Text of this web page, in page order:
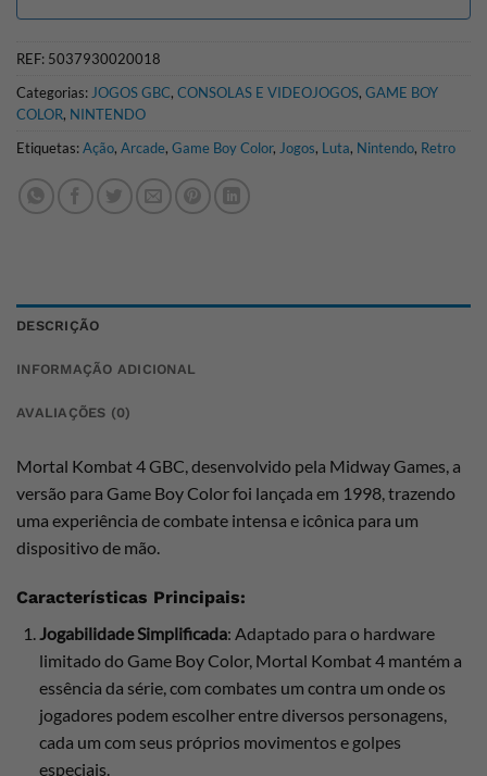
REF: 5037930020018
Categorias:JOGOS GBC, CONSOLAS E VIDEOJOGOS, GAME BOY
COLOR, NINTENDO
Etiquetas:Ação, Arcade, Game Boy Color, Jogos, Luta, Nintendo, Retro
DESCRIÇÃO
INFORMAÇÃO ADICIONAL
AVALIAÇÕES (0)
Mortal Kombat 4 GBC, desenvolvido pela Midway Games, a
versão para Game Boy Color foi lançada em 1998, trazendo
uma experiência de combate intensa e icônica para um
dispositivo de mão.
Características Principais:
Jogabilidade Simplificada: Adaptado para o hardware
limitado do Game Boy Color, Mortal Kombat 4 mantém a
essência da série, com combates um contra um onde os
jogadores podem escolher entre diversos personagens,
cada um com seus próprios movimentos e golpes
especiais.